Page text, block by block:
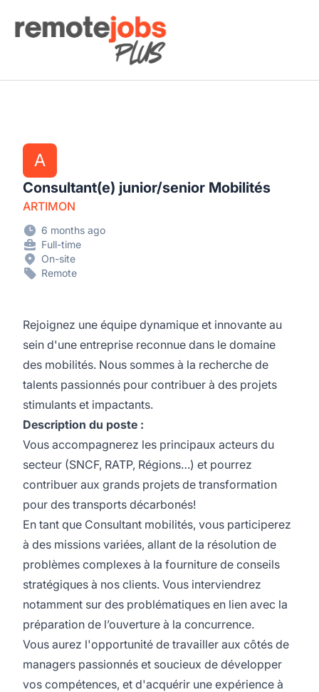
Remote Jobs Plus
A
Consultant(e) junior/senior Mobilités
ARTIMON
6 months ago
Full-time
On-site
Remote
Rejoignez une équipe dynamique et innovante au
sein d'une entreprise reconnue dans le domaine
des mobilités. Nous sommes à la recherche de
talents passionnés pour contribuer à des projets
stimulants et impactants.
Description du poste :
Vous accompagnerez les principaux acteurs du
secteur (SNCF, RATP, Régions…) et pourrez
contribuer aux grands projets de transformation
pour des transports décarbonés!
En tant que Consultant mobilités, vous participerez
à des missions variées, allant de la résolution de
problèmes complexes à la fourniture de conseils
stratégiques à nos clients. Vous interviendrez
notamment sur des problématiques en lien avec la
préparation de l’ouverture à la concurrence.
Vous aurez l'opportunité de travailler aux côtés de
managers passionnés et soucieux de développer
vos compétences, et d'acquérir une expérience à